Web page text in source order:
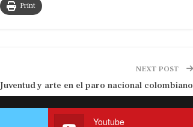
Print
NEXT POST
Juventud y arte en el paro nacional colombiano
Youtube